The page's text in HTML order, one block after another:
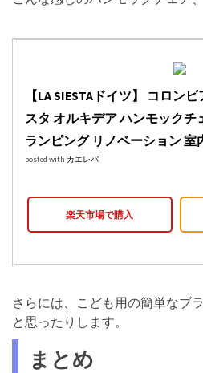
【LA SIESTAドイツ】 コロン
スタ オルキデア ハンモックチ
ランピング リノベーション 室
posted with カエレバ
楽天市場で購入
さらには、こども用の簡単なブ
と思ったりします。
まとめ